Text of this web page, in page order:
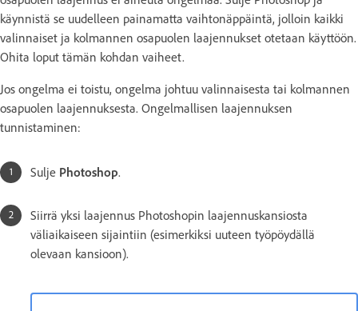
käynnistä se uudelleen painamatta vaihtonäppäintä, jolloin kaikki
valinnaiset ja kolmannen osapuolen laajennukset otetaan käyttöön.
Ohita loput tämän kohdan vaiheet.
Jos ongelma ei toistu, ongelma johtuu valinnaisesta tai kolmannen
osapuolen laajennuksesta. Ongelmallisen laajennuksen
tunnistaminen:
Sulje Photoshop.
Siirrä yksi laajennus Photoshopin laajennuskansiosta
väliaikaiseen sijaintiin (esimerkiksi uuteen työpöydällä
olevaan kansioon).